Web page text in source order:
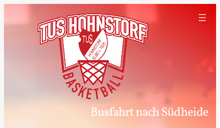
Busfahrt nach Südheide